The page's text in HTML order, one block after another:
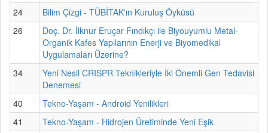
24
Bilim Çizgi - TÜBİTAK'ın Kuruluş Öyküsü
26
Doç. Dr. İlknur Eruçar Fındıkçı ile Biyouyumlu Metal-
Organik Kafes Yapılarının Enerji ve Biyomedikal
Uygulamaları Üzerine?
34
Yeni Nesil CRISPR Teknikleriyle İki Önemli Gen Tedavisi
Denemesi
40
Tekno-Yaşam - Android Yenilikleri
41
Tekno-Yaşam - Hidrojen Üretiminde Yeni Eşik